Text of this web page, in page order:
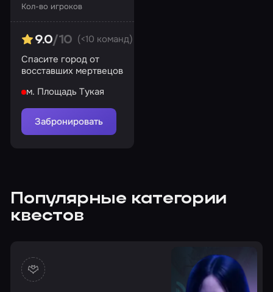
Кол-во игроков
9.0/10 (<10 команд)
Спасите город от
восставших мертвецов
м. Площадь Тукая
Забронировать
Популярные категории
квестов